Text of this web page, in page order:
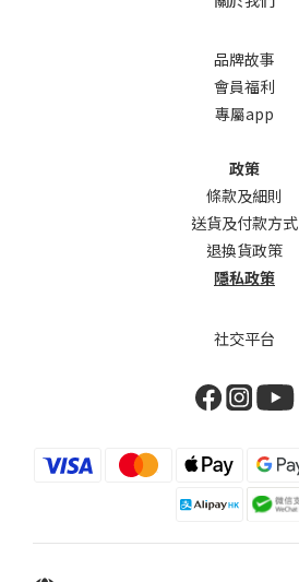
品牌故事
會員福利
專屬app
政策
條款及細則
送貨及付款方式
退換貨政策
隱私政策
社交平台